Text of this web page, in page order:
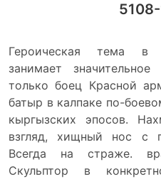
Героическая тема в
занимает
только боец Красной
батыр в калпаке по-
кыргызских эпосов.
взгляд, хищный нос с
Всегда на страже.
Скульптор в